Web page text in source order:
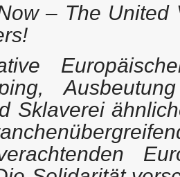
– The
Sklaverei